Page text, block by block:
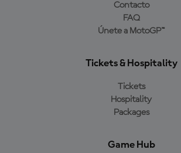
Contacto
FAQ
Únete a MotoGP™
Tickets & Hospitality
Tickets
Hospitality
Packages
Game Hub